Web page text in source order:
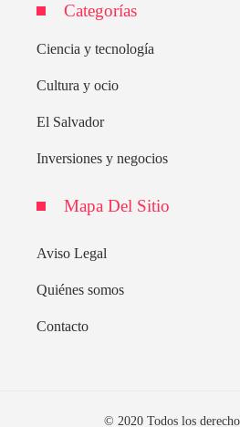
Categorías
Ciencia y tecnología
Cultura y ocio
El Salvador
Inversiones y negocios
Mapa Del Sitio
Aviso Legal
Quiénes somos
Contacto
© 2020 Todos los